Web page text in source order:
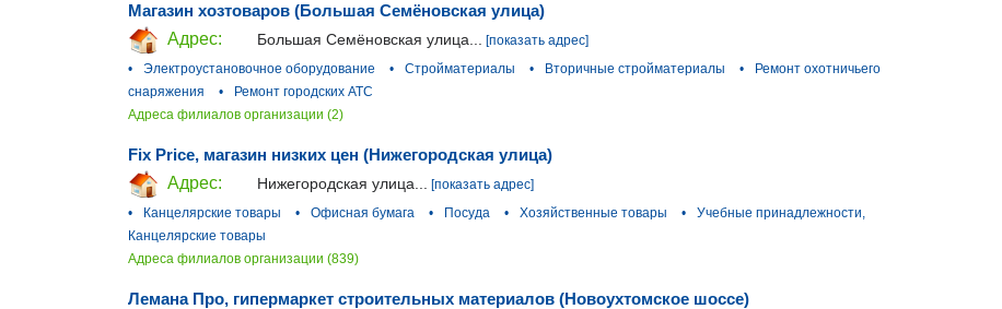
Магазин хозтоваров (Большая Семёновская улица)
Адрес:
Большая Семёновская улица... [показать адрес]
•
Электроустановочное оборудование • Стройматериалы • Вторичные стройматериалы •
Ремонт охотничьего
снаряжения
•
Ремонт городских АТС
Адреса филиалов организации (2)
Fix Price, магазин низких цен (Нижегородская улица)
Адрес:
Нижегородская улица...
[показать адрес]
•
Канцелярские товары • Офисная бумага • Посуда • Хозяйственные товары •
Учебные принадлежности,
Канцелярские товары
Адреса филиалов организации (839)
Лемана Про, гипермаркет строительных материалов (Новоухтомское шоссе)